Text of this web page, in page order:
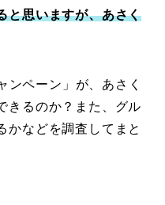
と思いますが、あさく
ンペーン」が、あさく
きるのか？また、グル
かなどを調査してまと